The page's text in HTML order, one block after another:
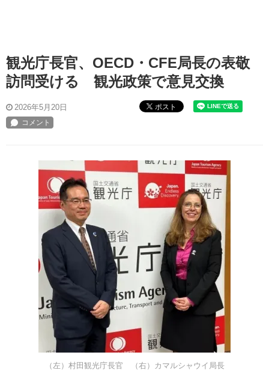
観光庁長官、OECD・CFE局長の表敬
訪問受ける 観光政策で意見交換
2026年5月20日 ポスト
（左）村田観光庁長官 （右）カマルシャウイ局長